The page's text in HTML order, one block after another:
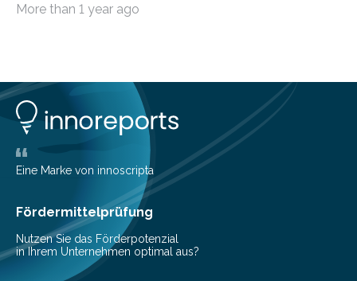
More than 1 year ago
Eine Marke von innoscripta
Fördermittelprüfung
Nutzen Sie das Förderpotenzial
in Ihrem Unternehmen optimal aus?